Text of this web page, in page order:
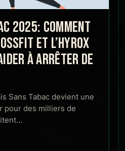
2025: COMMENT
ET L’HYROX
À ARRÊTER DE
Sans Tabac devient une
pour des milliers de